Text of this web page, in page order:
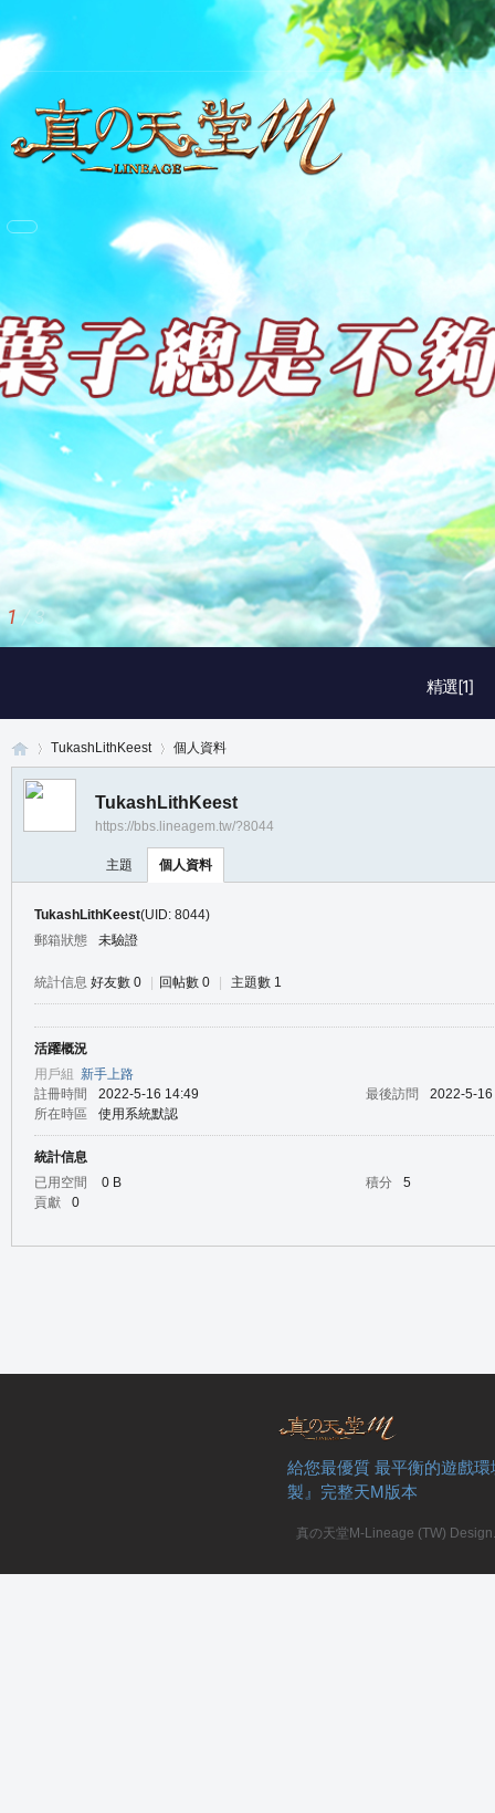
精選[1]
1 / 3
TukashLithKeest 個人資料
TukashLithKeest
https://bbs.lineagem.tw/?8044
主題 個人資料
TukashLithKeest(UID: 8044)
郵箱狀態
未驗證
統計信息 好友數 0 回帖數 0 主題數 1
活躍概況
用戶組 新手上路
註冊時間
2022-5-16 14:49 最後訪問
2022-5-
所在時區
使用系統默認
統計信息
已用空間
0 B 積分
5
貢獻
0
給您最優質 最平衡的遊戲
製』完整天M版本
真の天堂M-Lineage (TW)